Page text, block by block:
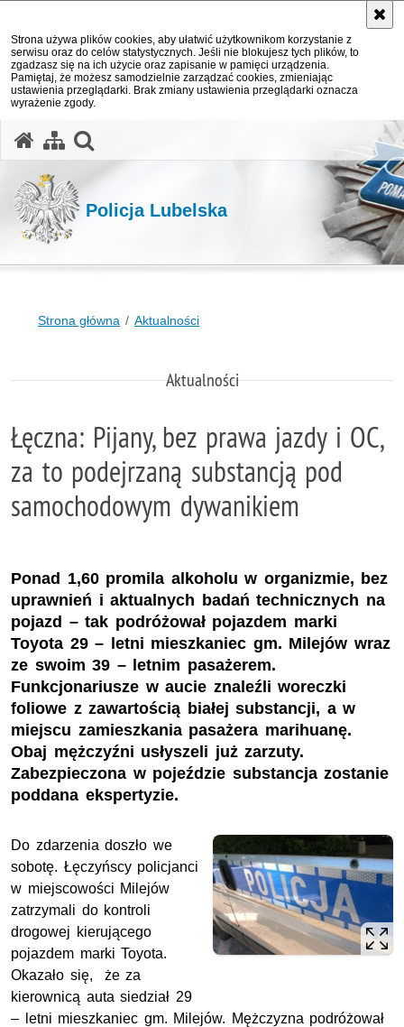
Strona używa plików cookies, aby ułatwić użytkownikom korzystanie z
serwisu oraz do celów statystycznych. Jeśli nie blokujesz tych plików, to
zgadzasz się na ich użycie oraz zapisanie w pamięci urządzenia.
Pamiętaj, że możesz samodzielnie zarządzać cookies, zmieniając
ustawienia przeglądarki. Brak zmiany ustawienia przeglądarki oznacza
wyrażenie zgody.
Policja Lubelska
Strona główna Aktualności
Aktualności
Łęczna: Pijany, bez prawa jazdy i OC,
za to podejrzaną substancją pod
samochodowym dywanikiem
Ponad 1,60 promila alkoholu w organizmie, bez
uprawnień i aktualnych badań technicznych na
pojazd – tak podróżował pojazdem marki
Toyota 29 – letni mieszkaniec gm. Milejów wraz
ze swoim 39 – letnim pasażerem.
Funkcjonariusze w aucie znaleźli woreczki
foliowe z zawartością białej substancji, a w
miejscu zamieszkania pasażera marihuanę.
Obaj mężczyźni usłyszeli już zarzuty.
Zabezpieczona w pojeździe substancja zostanie
poddana ekspertyzie.
Do zdarzenia doszło we
sobotę. Łęczyńscy policjanci
w miejscowości Milejów
zatrzymali do kontroli
drogowej kierującego
pojazdem marki Toyota.
Okazało się, że za
kierownicą auta siedział 29
– letni mieszkaniec gm. Milejów. Mężczyzna podróżował